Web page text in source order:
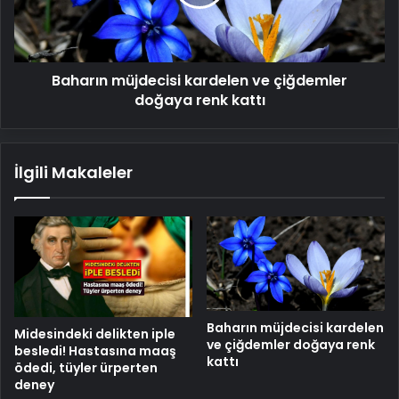
doğaya
renk
kattı
Baharın müjdecisi kardelen ve çiğdemler
doğaya renk kattı
İlgili Makaleler
Midesindeki delikten iple
besledi! Hastasına maaş
ödedi, tüyler ürperten
deney
Baharın müjdecisi kardelen
ve çiğdemler doğaya renk
kattı